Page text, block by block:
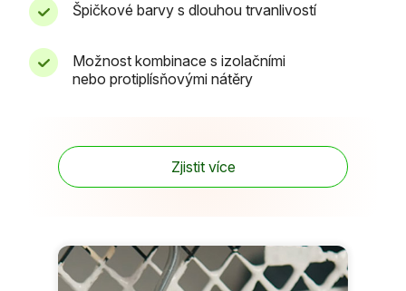
Špičkové barvy s dlouhou trvanlivostí
Možnost kombinace s izolačními
nebo protiplísňovými nátěry
Zjistit více